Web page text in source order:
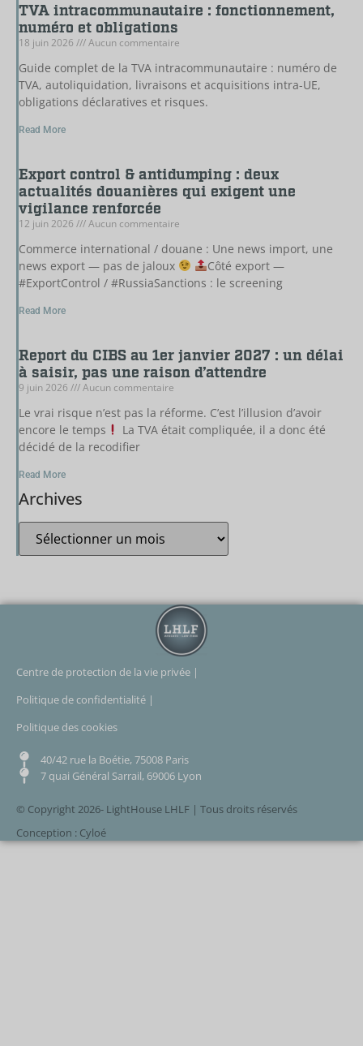
TVA intracommunautaire : fonctionnement,
numéro et obligations
18 juin 2026 Aucun commentaire
Guide complet de la TVA intracommunautaire : numéro de
TVA, autoliquidation, livraisons et acquisitions intra-UE,
obligations déclaratives et risques.
Read More
Export control & antidumping : deux
actualités douanières qui exigent une
vigilance renforcée
12 juin 2026 Aucun commentaire
Commerce international / douane : Une news import, une
news export — pas de jaloux
Côté export —
#ExportControl / #RussiaSanctions : le screening
Read More
Report du CIBS au 1er janvier 2027 : un délai
à saisir, pas une raison d’attendre
9 juin 2026 Aucun commentaire
Le vrai risque n’est pas la réforme. C’est l’illusion d’avoir
encore le temps
La TVA était compliquée, il a donc été
décidé de la recodifier
Read More
Archives
Centre de protection de la vie privée |
Politique de confidentialité |
Politique des cookies
40/42 rue la Boétie, 75008 Paris
7 quai Général Sarrail, 69006 Lyon
© Copyright 2026- LightHouse LHLF | Tous droits réservés
Conception : Cyloé